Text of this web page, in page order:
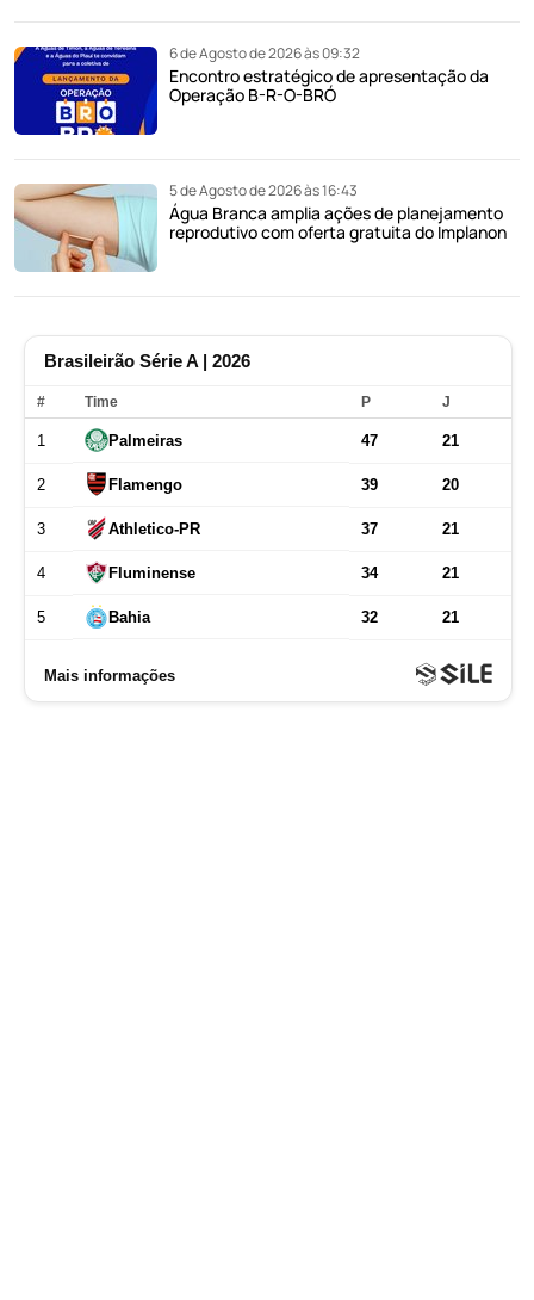
6 de Agosto de 2026 às 09:32
Encontro estratégico de apresentação da
Operação B-R-O-BRÓ
5 de Agosto de 2026 às 16:43
Água Branca amplia ações de planejamento
reprodutivo com oferta gratuita do Implanon